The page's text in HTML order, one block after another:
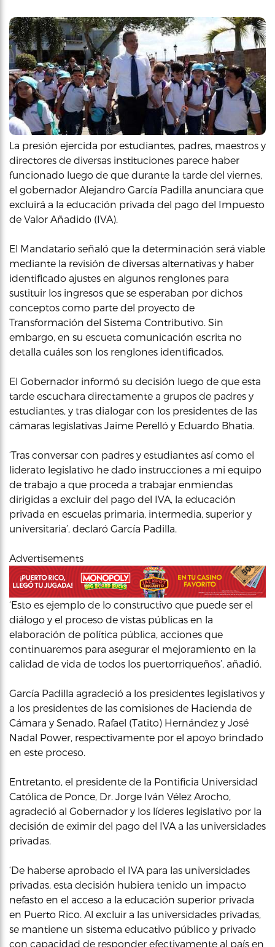
La presión ejercida por estudiantes, padres, maestros y
directores de diversas instituciones parece haber
funcionado luego de que durante la tarde del viernes,
el gobernador Alejandro García Padilla anunciara que
excluirá a la educación privada del pago del Impuesto
de Valor Añadido (IVA).
El Mandatario señaló que la determinación será viable
mediante la revisión de diversas alternativas y haber
identificado ajustes en algunos renglones para
sustituir los ingresos que se esperaban por dichos
conceptos como parte del proyecto de
Transformación del Sistema Contributivo. Sin
embargo, en su escueta comunicación escrita no
detalla cuáles son los renglones identificados.
El Gobernador informó su decisión luego de que esta
tarde escuchara directamente a grupos de padres y
estudiantes, y tras dialogar con los presidentes de las
cámaras legislativas Jaime Perelló y Eduardo Bhatia.
‘Tras conversar con padres y estudiantes así como el
liderato legislativo he dado instrucciones a mi equipo
de trabajo a que proceda a trabajar enmiendas
dirigidas a excluir del pago del IVA, la educación
privada en escuelas primaria, intermedia, superior y
universitaria’, declaró García Padilla.
Advertisements
‘Esto es ejemplo de lo constructivo que puede ser el
diálogo y el proceso de vistas públicas en la
elaboración de política pública, acciones que
continuaremos para asegurar el mejoramiento en la
calidad de vida de todos los puertorriqueños’, añadió.
García Padilla agradeció a los presidentes legislativos y
a los presidentes de las comisiones de Hacienda de
Cámara y Senado, Rafael (Tatito) Hernández y José
Nadal Power, respectivamente por el apoyo brindado
en este proceso.
Entretanto, el presidente de la Pontificia Universidad
Católica de Ponce, Dr. Jorge Iván Vélez Arocho,
agradeció al Gobernador y los líderes legislativo por la
decisión de eximir del pago del IVA a las universidades
privadas.
‘De haberse aprobado el IVA para las universidades
privadas, esta decisión hubiera tenido un impacto
nefasto en el acceso a la educación superior privada
en Puerto Rico. Al excluir a las universidades privadas,
se mantiene un sistema educativo público y privado
con capacidad de responder efectivamente al país en